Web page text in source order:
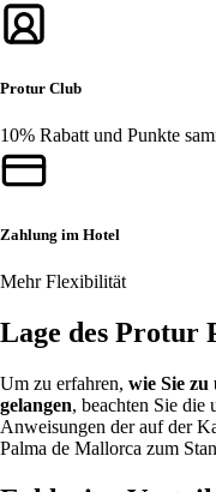
Protur Club
10% Rabatt und Punkte
Zahlung im Hotel
Mehr Flexibilität
Lage des Protur
Um zu erfahren, wie Sie zu
gelangen, beachten Sie die
Anweisungen der auf der
Palma de Mallorca zum